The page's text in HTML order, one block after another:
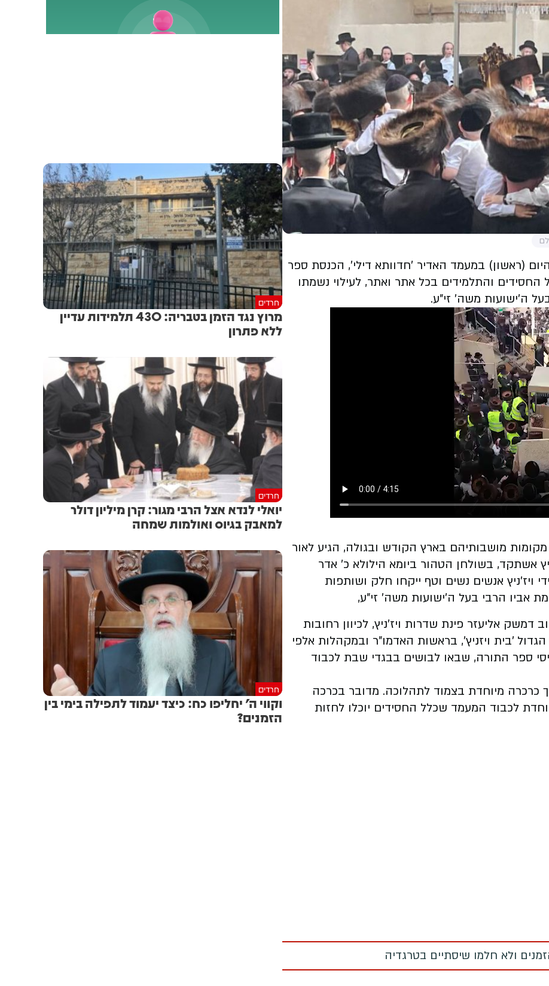
(ראשון) במעמד האדיר 'חדוותא דילי', הכנסת ספר
והתלמידים בכל אתר ואתר, לעילוי נשמתו
ה'ישועות משה' זי"ע.
מקומות מושבותיהם בארץ הקודש ובגולה, הגיע לאור
אשתקד, בשולחן הטהור ביומא הילולא כ' אדר
אנשים נשים וטף ייקחו חלק ושותפות
אביו הרבי בעל ה'ישועות משה' זי"ע,
אליעזר פינת שדרות ויז'ניץ, לכיוון רחובות
'בית ויזניץ', בראשות האדמו"ר ובמקהלות אלפי
ספר התורה, שבאו לבושים בבגדי שבת לכבוד
כרכרה מיוחדת בצמוד לתהלוכה. מדובר בכרכה
לכבוד המעמד שכלל החסידים יוכלו לחזות
ולא חלמו שיסתיים בטרגדיה
חרדים
מרוץ נגד הזמן בטבריה: 430 תלמידות עדיין
ללא פתרון
חרדים
יואלי לנדא אצל הרבי מגור: קרן מיליון דולר
למאבק בגיוס ואולמות שמחה
חרדים
וקווי ה' יחליפו כח: כיצד יעמוד לתפילה בימי בין
הזמנים?